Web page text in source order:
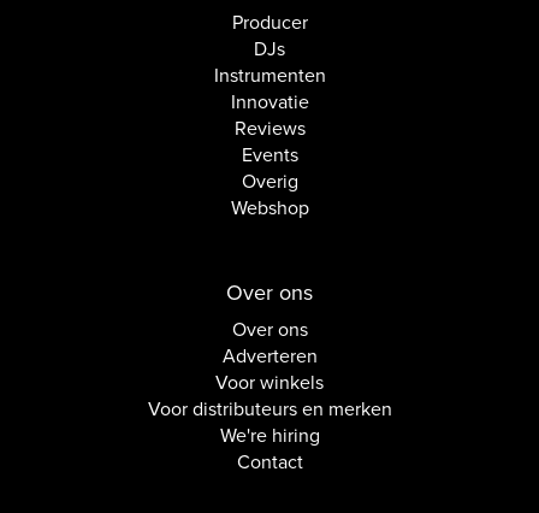
Producer
DJs
Instrumenten
Innovatie
Reviews
Events
Overig
Webshop
Over ons
Over ons
Adverteren
Voor winkels
Voor distributeurs en merken
We're hiring
Contact